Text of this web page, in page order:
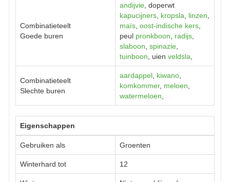
Combinatieteelt
Goede buren
andijvie , doperwt
kapucijners kropsla linzen
maïs oost-indische kers
peul pronkboon radijs
slaboon spinazie
tuinboon , uien veldsla
Combinatieteelt
Slechte buren
aardappel kiwano
komkommer, meloen
watermeloen
Eigenschappen
Gebruiken als Groenten
Winterhard tot 12